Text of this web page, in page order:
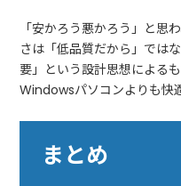
「安かろう悪かろう」と
さは「低品質だから」では
要」という設計思想による
Windowsパソコンよりも快
まとめ